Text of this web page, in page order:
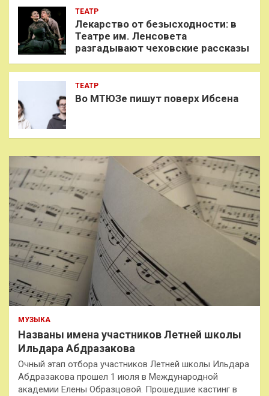
ТЕАТР
Лекарство от безысходности: в
Театре им. Ленсовета
разгадывают чеховские рассказы
ТЕАТР
Во МТЮЗе пишут поверх Ибсена
МУЗЫКА
Названы имена участников Летней школы
Ильдара Абдразакова
Очный этап отбора участников Летней школы Ильдара
Абдразакова прошел 1 июля в Международной
академии Елены Образцовой. Прошедшие кастинг в